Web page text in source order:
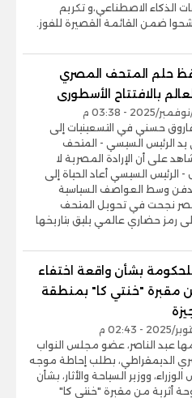
الذكاء الاصطناعي،و تكريم
ضمن القائمة القصيرة للفوز.
حلم المتحف المصري
بالافتتاح الأسطورى
حسني في التسعينيات إلى
يد الرئيس السيسي - المتحف
على أن الإرادة المصرية لا
الرئيس السيسي أعاد الحياة إلى
وسط العواصف السياسية
مصر نجحت في تحويل المتحف
رمز حضاري عالمي يليق بتاريخها
بشأن واقعة اختفاء
مقبرة "خنتي كا" بمنطقة
عبد الناصر، عضو مجلس النواب
الديمقراطي، بطلب إحاطة موجه
ووزير السياحة والأثار، بشأن
أثرية من مقبرة "خنتي كا"